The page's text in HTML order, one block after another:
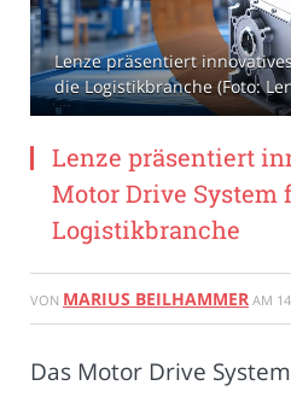
Lenze präsentiert
die Logistikbranche (Foto:
Lenze präsentiert
Motor Drive System
Logistikbranche
VON MARIUS BEILHAMMER AM
Das Motor Drive